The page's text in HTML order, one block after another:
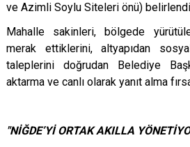
ve Azimli Soylu Siteleri önü)
Mahalle sakinleri, bölgede
merak ettiklerini, altyapıdan
taleplerini doğrudan Belediye
aktarma ve canlı olarak yanıt alma
"NİĞDE’Yİ ORTAK AKILLA